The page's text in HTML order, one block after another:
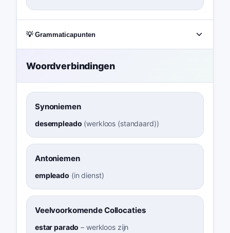
💡 Grammaticapunten
Woordverbindingen
Synoniemen
desempleado (werkloos (standaard))
Antoniemen
empleado (in dienst)
Veelvoorkomende Collocaties
estar parado – werkloos zijn